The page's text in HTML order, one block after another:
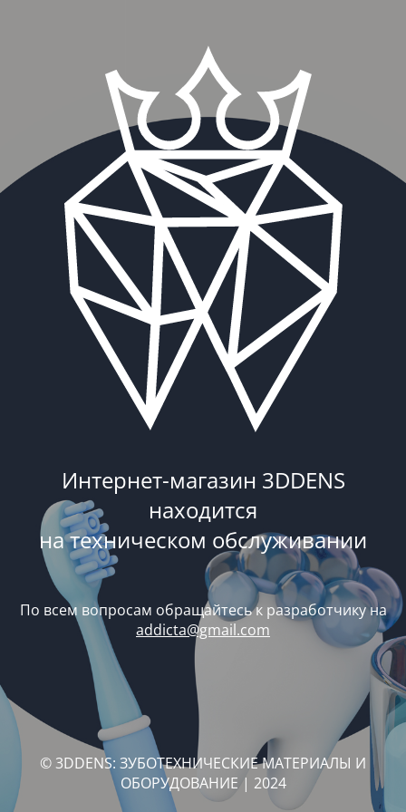
Интернет-магазин 3DDENS
находится
на техническом обслуживании
По всем вопросам обращайтесь к разработчику на
addicta@gmail.com
© 3DDENS: ЗУБОТЕХНИЧЕСКИЕ МАТЕРИАЛЫ И
ОБОРУДОВАНИЕ | 2024